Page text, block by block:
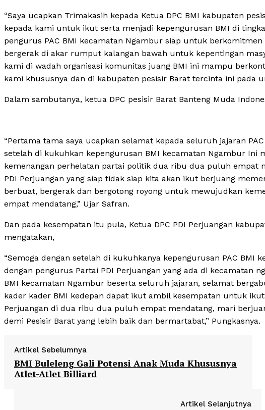
“Saya ucapkan Trimakasih kepada Ketua DPC BMI kabupaten
kepada kami untuk ikut serta menjadi kepengurusan BMI di
pengurus PAC BMI kecamatan Ngambur siap untuk
bergerak di akar rumput kalangan bawah untuk kepentingan
kami di wadah organisasi komunitas juang BMI ini mampu
kami khususnya dan di kabupaten pesisir Barat tercinta ini pada
Dalam sambutanya, ketua DPC pesisir Barat Banteng Muda
“Pertama tama saya ucapkan selamat kepada seluruh jajaran
setelah di kukuhkan kepengurusan BMI kecamatan Ngambur
kemenangan perhelatan partai politik dua ribu dua puluh empat
PDI Perjuangan yang siap tidak siap kita akan ikut berjuang
berbuat, bergerak dan bergotong royong untuk mewujudkan
empat mendatang,” Ujar Safran.
Dan pada kesempatan itu pula, Ketua DPC PDI Perjuangan
mengatakan,
“Semoga dengan setelah di kukuhkanya kepengurusan PAC
dengan pengurus Partai PDI Perjuangan yang ada di kecamatan
BMI kecamatan Ngambur beserta seluruh jajaran, selamat
kader kader BMI kedepan dapat ikut ambil kesempatan untuk
Perjuangan di dua ribu dua puluh empat mendatang, mari
demi Pesisir Barat yang lebih baik dan bermartabat,” Pungkasnya.
Artikel Sebelumnya
BMI Buleleng Gali Potensi Anak Muda Khususnya
Atlet-Atlet Billiard
Artikel Selanjutnya